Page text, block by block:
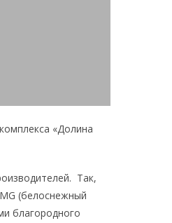
«Долина
Так,
(белоснежный
благородного